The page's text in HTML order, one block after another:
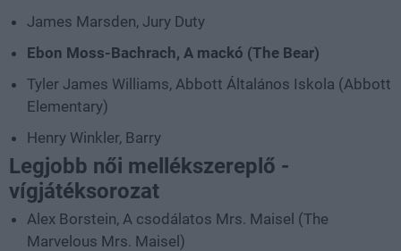
James Marsden, Jury Duty
Ebon Moss-Bachrach, A mackó (The Bear)
Tyler James Williams, Abbott Általános Iskola (Abbott
Elementary)
Henry Winkler, Barry
Legjobb női mellékszereplő -
vígjátéksorozat
Alex Borstein, A csodálatos Mrs. Maisel (The
Marvelous Mrs. Maisel)